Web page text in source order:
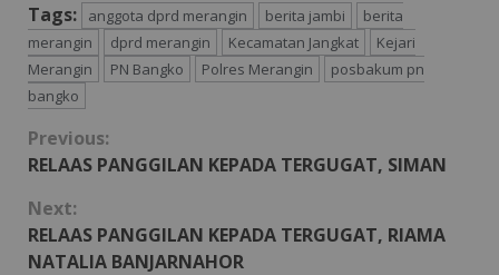
Tags: anggota dprd merangin berita jambi
berita
merangin
dprd merangin Kecamatan Jangkat
Kejari
Merangin
PN Bangko Polres Merangin
posbakum pn
bangko
Continue
Previous:
RELAAS PANGGILAN KEPADA TERGUGAT, SIMAN
Next:
RELAAS PANGGILAN KEPADA TERGUGAT, RIAMA
NATALIA BANJARNAHOR